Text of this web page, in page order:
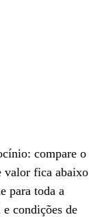
compare o
valor fica abaixo
para toda a
condições de